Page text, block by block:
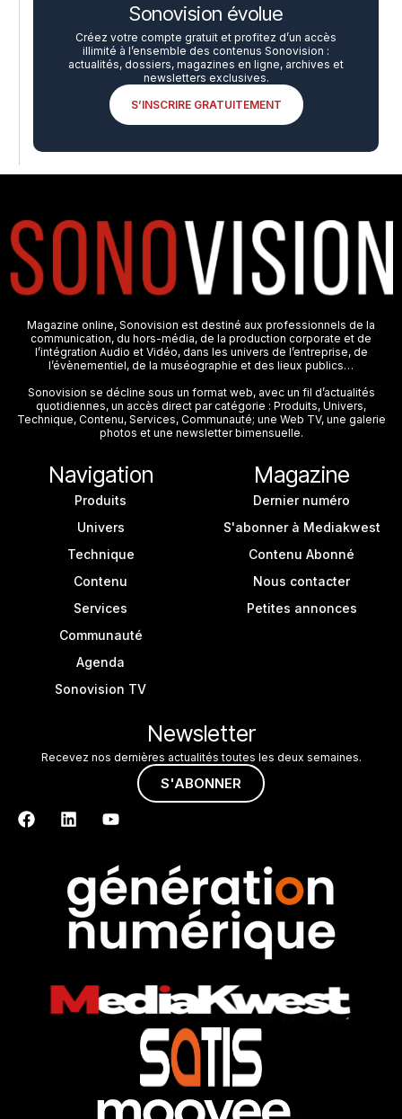
Sonovision évolue
Créez votre compte gratuit et profitez d’un accès
illimité à l’ensemble des contenus Sonovision :
actualités, dossiers, magazines en ligne, archives et
newsletters exclusives.
S’INSCRIRE GRATUITEMENT
Magazine online, Sonovision est destiné aux professionnels de la
communication, du hors-média, de la production corporate et de
l’intégration Audio et Vidéo, dans les univers de l’entreprise, de
l’évènementiel, de la muséographie et des lieux publics…
Sonovision se décline sous un format web, avec un fil d’actualités
quotidiennes, un accès direct par catégorie : Produits, Univers,
Technique, Contenu, Services, Communauté; une Web TV, une galerie
photos et une newsletter bimensuelle.
Navigation
Produits
Univers
Technique
Contenu
Services
Communauté
Agenda
Sonovision TV
Magazine
Dernier numéro
S'abonner à Mediakwest
Contenu Abonné
Nous contacter
Petites annonces
Newsletter
Recevez nos dernières actualités toutes les deux semaines.
S'ABONNER